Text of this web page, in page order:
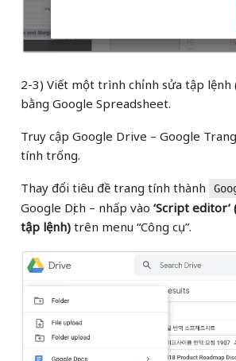
2-3) Viết một trình chỉnh sửa tập
bằng Google Spreadsheet.
Truy cập Google Drive – Google
tính trống.
Thay đổi tiêu đề trang tính thành
Google Dịch – nhấp vào‘Script
tập lệnh) trên menu “Công cụ”.